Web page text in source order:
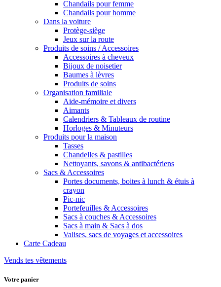
Chandails pour femme
Chandails pour homme
Dans la voiture
Protège-siège
Jeux sur la route
Produits de soins / Accessoires
Accessoires à cheveux
Bijoux de noisetier
Baumes à lèvres
Produits de soins
Organisation familiale
Aide-mémoire et divers
Aimants
Calendriers & Tableaux de routine
Horloges & Minuteurs
Produits pour la maison
Tasses
Chandelles & pastilles
Nettoyants, savons & antibactériens
Sacs & Accessoires
Portes documents, boites à lunch & étuis à
crayon
Pic-nic
Portefeuilles & Accessoires
Sacs à couches & Accessoires
Sacs à main & Sacs à dos
Valises, sacs de voyages et accessoires
Carte Cadeau
Vends tes vêtements
Votre panier